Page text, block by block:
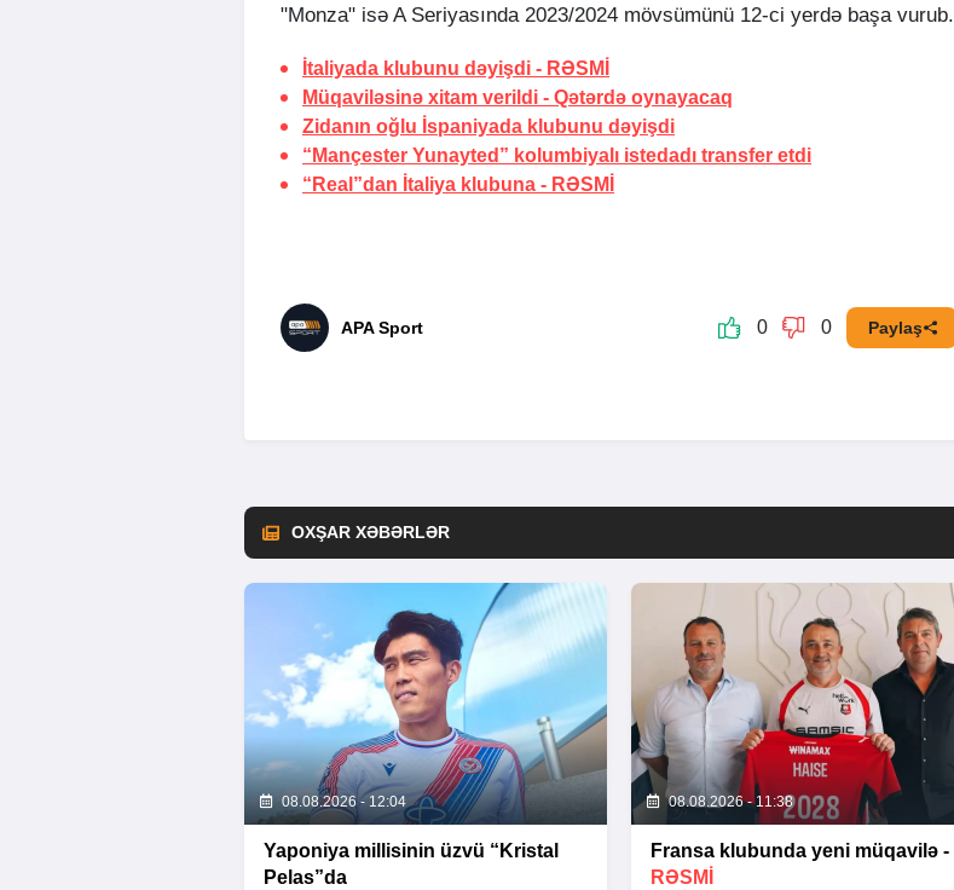
"Monza" isə A Seriyasında 2023/2024 mövsümünü 12-ci yerdə başa vurub.
İtaliyada klubunu dəyişdi - RƏSMİ
Müqaviləsinə xitam verildi - Qətərdə oynayacaq
Zidanın oğlu İspaniyada klubunu dəyişdi
“Mançester Yunayted” kolumbiyalı istedadı transfer etdi
“Real”dan İtaliya klubuna - RƏSMİ
APA Sport 0 0 Paylaş
OXŞAR XƏBƏRLƏR
08.08.2026 - 12:04
Yaponiya millisinin üzvü “Kristal
Pelas”da
08.08.2026 - 11:38
Fransa klubunda yeni müqavilə -
RƏSMİ